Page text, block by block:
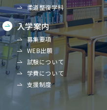
柔道整復学科
入学案内
募集要項
WEB出願
試験について
学費について
支援制度